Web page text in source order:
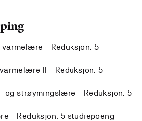
varmelære - Reduksjon: 5
varmelære II - Reduksjon: 5
og strøymingslære - Reduksjon: 5
- Reduksjon: 5 studiepoeng